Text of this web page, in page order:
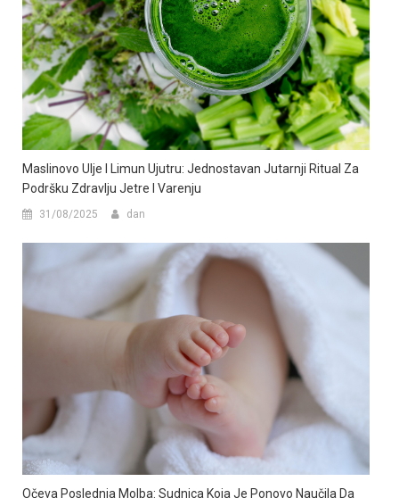
Maslinovo Ulje I Limun Ujutru: Jednostavan Jutarnji Ritual Za
Podršku Zdravlju Jetre I Varenju
31/08/2025 dan
Očeva Poslednja Molba: Sudnica Koja Je Ponovo Naučila Da